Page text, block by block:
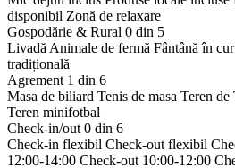
disponibil Zonă de relaxare
Gospodărie & Rural 0 din 5
Livadă Animale de fermă Fântână în
tradițională
Agrement 1 din 6
Masa de biliard Tenis de masa Teren de
Teren minifotbal
Check-in/out 0 din 6
Check-in flexibil Check-out flexibil
12:00-14:00 Check-out 10:00-12:00